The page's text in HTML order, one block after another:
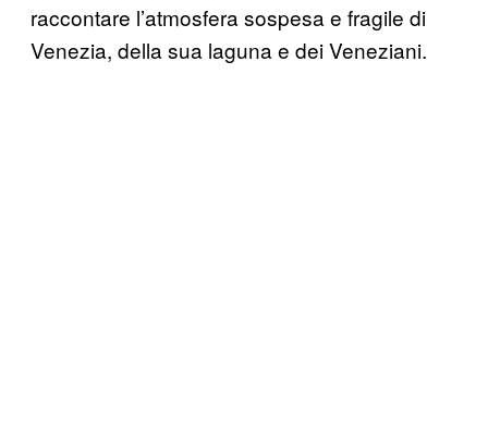
raccontare l’atmosfera sospesa e fragile di
Venezia, della sua laguna e dei Veneziani.